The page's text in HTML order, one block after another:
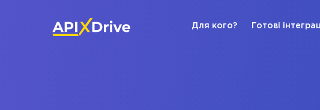
Для кого? Готові